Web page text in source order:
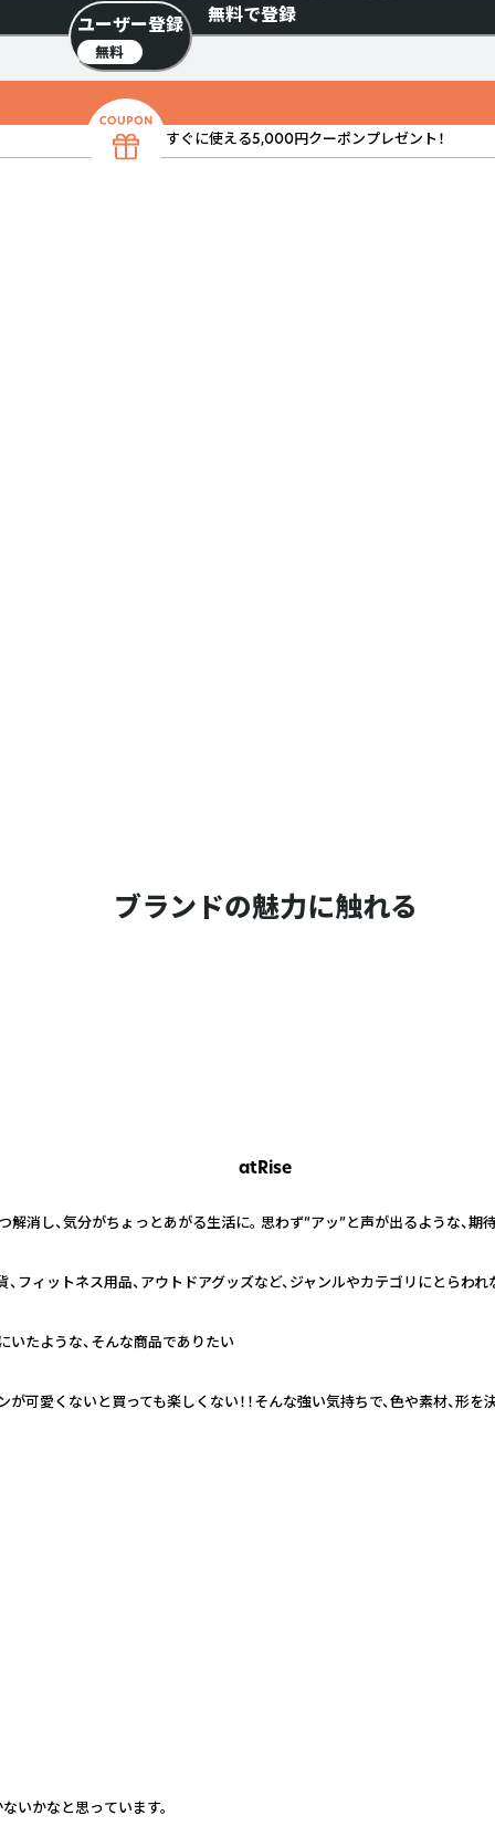
無料で登録
ブランドの魅力に触れる
atRise
消し、気分がちょっとあがる生活に。 思わず“アッ”と声が出るような、期
フィットネス用品、アウトドアグッズなど、ジャンルやカテゴリにとらわ
いたような、そんな商品でありたい
可愛くないと買っても楽しくない！！そんな強い気持ちで、色や素材、形を
いかなと思っています。
ユーザー登録
無料
すぐに使える5,000円クーポンプレゼント！